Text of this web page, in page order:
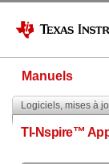
Manuels
Logiciels, mises à
TI-Nspire™